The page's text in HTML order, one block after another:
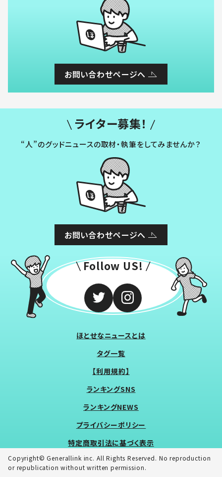
お問い合わせページへ
ライター募集！
“人”のグッドニュースの取材・執筆をしてみませんか？
お問い合わせページへ
Follow US!
ほとせなニュースとは
タグ一覧
【利用規約】
ランキングSNS
ランキングNEWS
プライバシーポリシー
特定商取引法に基づく表示
Copyright© Generallink inc. All Rights Reserved. No reproduction
or republication without written permission.